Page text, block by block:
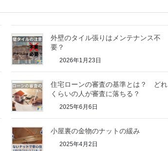
外壁のタイル張りはメンテナンス不
要？
2026年1月23日
住宅ローンの審査の基準とは？ どれ
くらいの人が審査に落ちる？
2025年6月6日
小屋裏の金物のナットの緩み
2025年4月2日